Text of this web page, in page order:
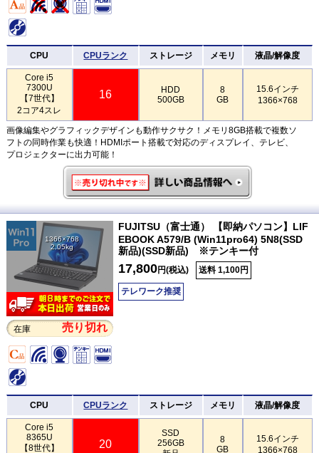
CPU CPUランク ストレージ メモリ 液晶/解像度
Core i5
7300U
【7世代】
2コア4スレ
16
HDD
500GB
8
GB
15.6インチ
1366×768
画像編集やグラフィックデザインも動作サクサク！メモリ8GB搭載で複数ソ
フトの同時作業も快適！HDMIポート搭載で対応のディスプレイ、テレビ、
プロジェクターに出力可能！
1366×768
2.05kg
在庫 売り切れ
FUJITSU（富士通） 【即納パソコン】LIF
EBOOK A579/B (Win11pro64) 5N8(SSD
新品)(SSD新品) ※テンキー付
17,800円(税込) 送料 1,100円
テレワーク推奨
CPU CPUランク ストレージ メモリ 液晶/解像度
Core i5
8365U
【8世代】
20
SSD
256GB
8
GB
15.6インチ
1366×768